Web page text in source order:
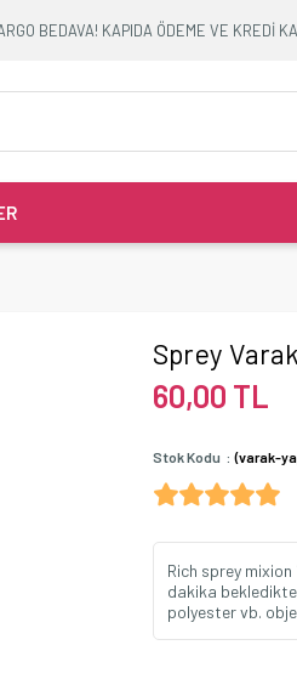
BEDAVA! KAPIDA ÖDEME VE KREDİ
Sprey Varak
60,00 TL
Stok Kodu (varak-
Rich sprey mixion
dakika
polyester vb.